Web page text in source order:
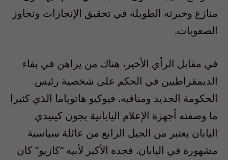
منازع وخبرته الطويلة في تحقيق الإنجازات وتجاوز
الصعوبات.
في مقابل الرأي الأخير، هناك من يراهن في بقاء
الديمقراطيين في الحكم على شخصية رئيس
الحكومة الجديد ومناقبه. فيوكيو هاتوياما الذي كثيرا
ما وصفته أجهزة الإعلام اليابانية بجون كينيدي
اليابان يعتبر من الجيل الرابع من عائلة سياسية
مشهورة في اليابان. فجده الأكبر لأبيه “كازيو” كان